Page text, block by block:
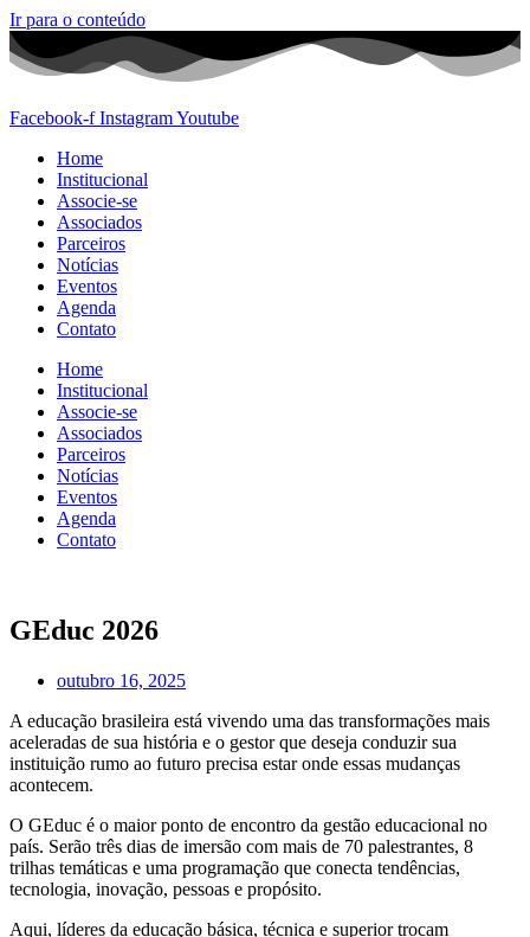
Ir para o conteúdo
Facebook-f InstagramYoutube
Home
Institucional
Associe-se
Associados
Parceiros
Notícias
Eventos
Agenda
Contato
Home
Institucional
Associe-se
Associados
Parceiros
Notícias
Eventos
Agenda
Contato
GEduc 2026
outubro 16, 2025
A educação brasileira está vivendo uma das transformações mais
aceleradas de sua história e o gestor que deseja conduzir sua
instituição rumo ao futuro precisa estar onde essas mudanças
acontecem.
O GEduc é o maior ponto de encontro da gestão educacional no
país. Serão três dias de imersão com mais de 70 palestrantes, 8
trilhas temáticas e uma programação que conecta tendências,
tecnologia, inovação, pessoas e propósito.
Aqui, líderes da educação básica, técnica e superior trocam